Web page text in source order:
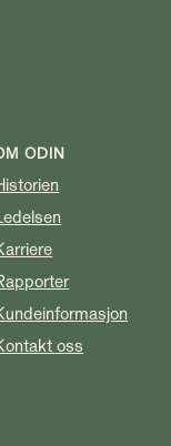
ODIN
oss